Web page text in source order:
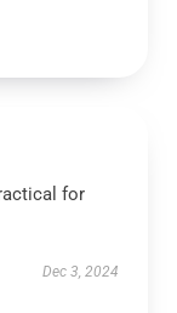
for
Dec 3, 2024